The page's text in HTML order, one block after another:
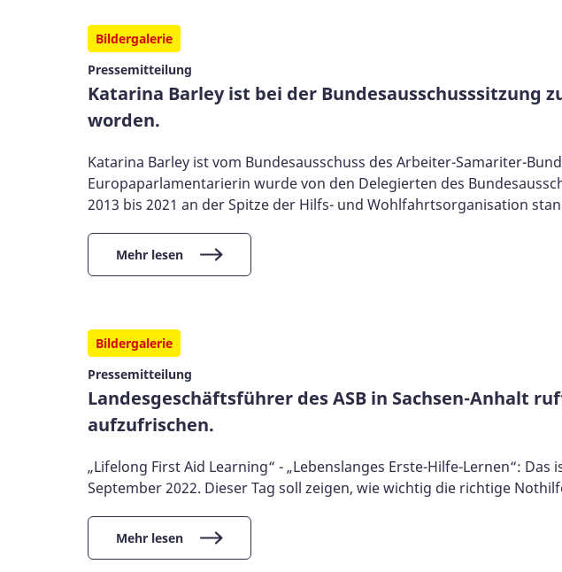
Bildergalerie
Pressemitteilung
Katarina Barley ist bei der Bundesausschusssitzung
worden.
Katarina Barley ist vom Bundesausschuss des Arbeiter-Samariter-
Europaparlamentarierin wurde von den Delegierten des
2013 bis 2021 an der Spitze der Hilfs- und Wohlfahrtsorganisation
Mehr lesen
Bildergalerie
Pressemitteilung
Landesgeschäftsführer des ASB in Sachsen-Anhalt
aufzufrischen.
„Lifelong First Aid Learning“ - „Lebenslanges Erste-Hilfe-Lernen“:
September 2022. Dieser Tag soll zeigen, wie wichtig die richtige
Mehr lesen